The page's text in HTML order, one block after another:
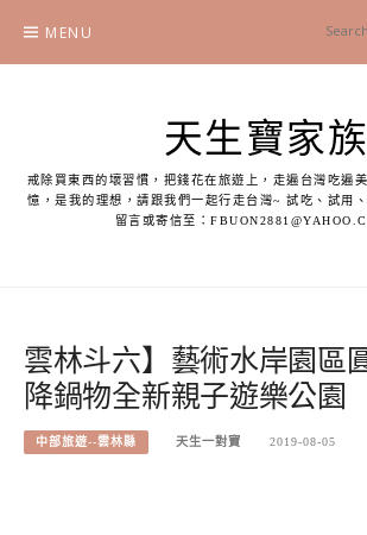
content
MENU
天生寶家族
戒除買東西的壞習慣，把錢花在旅遊上，走遍台灣吃遍
憶，是我的理想，請跟我們一起行走台灣~ 試吃、試用
留言或寄信至：
雲林斗六】藝術水岸園區
降鍋物全新親子遊樂公園
中部旅遊--雲林縣 天生一對寶 2019-08-05